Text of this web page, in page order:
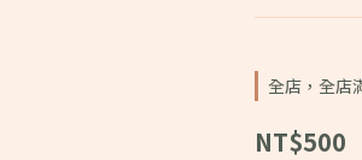
全店，全店
NT$500